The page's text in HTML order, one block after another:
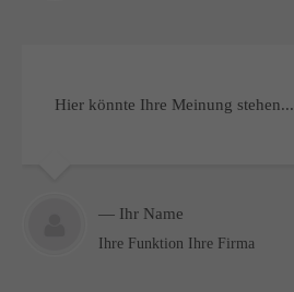
Hier könnte Ihre Meinung stehen...
— Ihr Name
Ihre Funktion Ihre Firma